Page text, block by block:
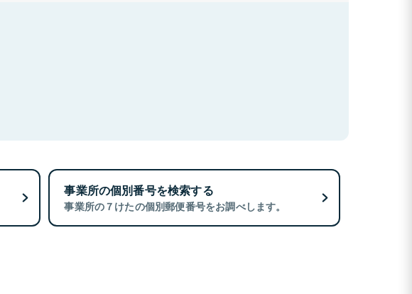
事業所の個別番号を検索する
事業所の７けたの個別郵便番号をお調べします。